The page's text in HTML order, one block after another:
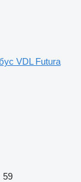
VDL Futura
59